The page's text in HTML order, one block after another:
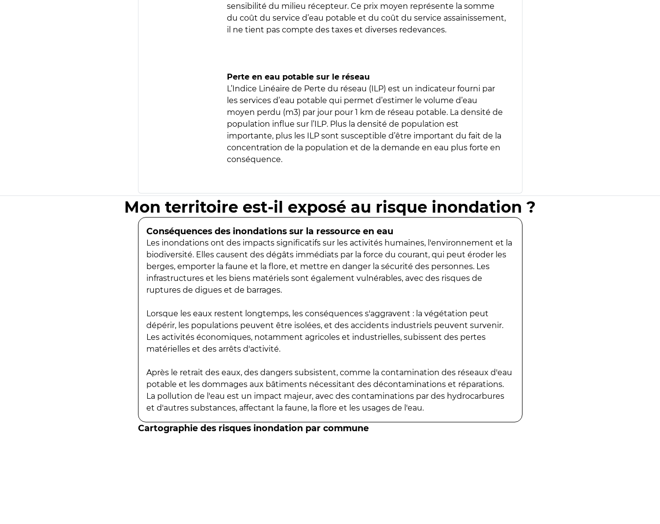
sensibilité du milieu récepteur. Ce prix moyen représente la somme
du coût du service d’eau potable et du coût du service assainissement,
il ne tient pas compte des taxes et diverses redevances.
Perte en eau potable sur le réseau
L’Indice Linéaire de Perte du réseau (ILP) est un indicateur fourni par
les services d’eau potable qui permet d’estimer le volume d’eau
moyen perdu (m3) par jour pour 1 km de réseau potable. La densité de
population influe sur l’ILP. Plus la densité de population est
importante, plus les ILP sont susceptible d’être important du fait de la
concentration de la population et de la demande en eau plus forte en
conséquence.
Mon territoire est-il exposé au risque inondation ?
Conséquences des inondations sur la ressource en eau
Les inondations ont des impacts significatifs sur les activités humaines, l'environnement et la
biodiversité. Elles causent des dégâts immédiats par la force du courant, qui peut éroder les
berges, emporter la faune et la flore, et mettre en danger la sécurité des personnes. Les
infrastructures et les biens matériels sont également vulnérables, avec des risques de
ruptures de digues et de barrages.
Lorsque les eaux restent longtemps, les conséquences s'aggravent : la végétation peut
dépérir, les populations peuvent être isolées, et des accidents industriels peuvent survenir.
Les activités économiques, notamment agricoles et industrielles, subissent des pertes
matérielles et des arrêts d'activité.
Après le retrait des eaux, des dangers subsistent, comme la contamination des réseaux d'eau
potable et les dommages aux bâtiments nécessitant des décontaminations et réparations.
La pollution de l'eau est un impact majeur, avec des contaminations par des hydrocarbures
et d'autres substances, affectant la faune, la flore et les usages de l'eau.
Cartographie des risques inondation par commune